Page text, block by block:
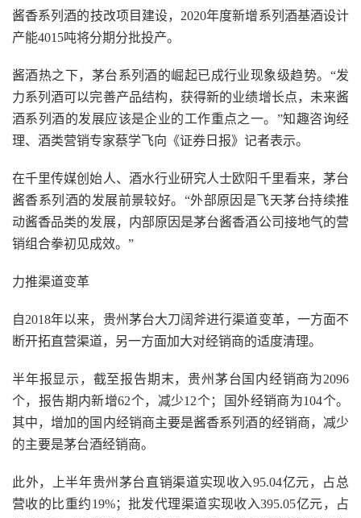
酱香系列酒的技改项目建设，2020年度新增系列酒基酒设计
产能4015吨将分期分批投产。
酱酒热之下，茅台系列酒的崛起已成行业现象级趋势。“发
力系列酒可以完善产品结构，获得新的业绩增长点，未来酱
酒系列酒的发展应该是企业的工作重点之一。”知趣咨询经
理、酒类营销专家蔡学飞向《证券日报》记者表示。
在千里传媒创始人、酒水行业研究人士欧阳千里看来，茅台
酱香系列酒的发展前景较好。“外部原因是飞天茅台持续推
动酱香品类的发展，内部原因是茅台酱香酒公司接地气的营
销组合拳初见成效。”
力推渠道变革
自2018年以来，贵州茅台大刀阔斧进行渠道变革，一方面不
断开拓直营渠道，另一方面加大对经销商的适度清理。
半年报显示，截至报告期末，贵州茅台国内经销商为2096
个，报告期内新增62个，减少12个；国外经销商为104个。
其中，增加的国内经销商主要是酱香系列酒的经销商，减少
的主要是茅台酒经销商。
此外，上半年贵州茅台直销渠道实现收入95.04亿元，占总
营收的比重约19%；批发代理渠道实现收入395.05亿元，占